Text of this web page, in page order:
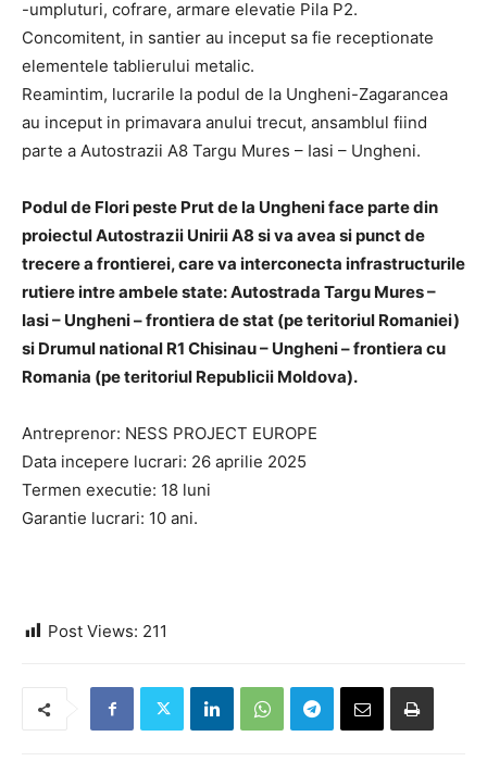
-umpluturi, cofrare, armare elevatie Pila P2.
Concomitent, in santier au inceput sa fie receptionate
elementele tablierului metalic.
Reamintim, lucrarile la podul de la Ungheni-Zagarancea
au inceput in primavara anului trecut, ansamblul fiind
parte a Autostrazii A8 Targu Mures – Iasi – Ungheni.
Podul de Flori peste Prut de la Ungheni face parte din
proiectul Autostrazii Unirii A8 si va avea si punct de
trecere a frontierei, care va interconecta infrastructurile
rutiere intre ambele state: Autostrada Targu Mures –
Iasi – Ungheni – frontiera de stat (pe teritoriul Romaniei)
si Drumul national R1 Chisinau – Ungheni – frontiera cu
Romania (pe teritoriul Republicii Moldova).
Antreprenor: NESS PROJECT EUROPE
Data incepere lucrari: 26 aprilie 2025
Termen executie: 18 luni
Garantie lucrari: 10 ani.
Post Views: 211